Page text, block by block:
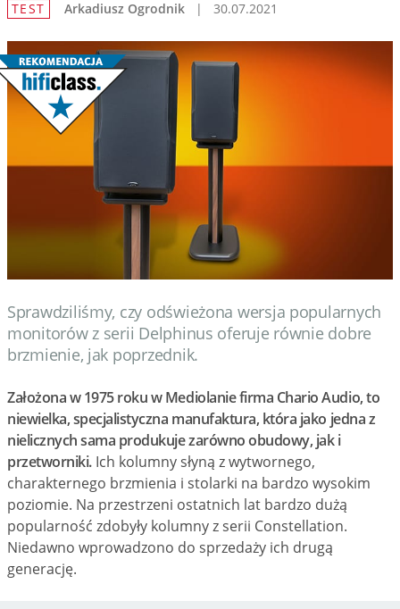
Wydarzenia
Prezentacje
Filmy
TEST Arkadiusz Ogrodnik | 30.07.2021
Sprawdziliśmy, czy odświeżona wersja popularnych
monitorów z serii Delphinus oferuje równie dobre
brzmienie, jak poprzednik.
Założona w 1975 roku w Mediolanie firma Chario Audio, to
niewielka, specjalistyczna manufaktura, która jako jedna z
nielicznych sama produkuje zarówno obudowy, jak i
przetworniki.Ich kolumny słyną z wytwornego,
charakternego brzmienia i stolarki na bardzo wysokim
poziomie. Na przestrzeni ostatnich lat bardzo dużą
popularność zdobyły kolumny z serii Constellation.
Niedawno wprowadzono do sprzedaży ich drugą
generację.